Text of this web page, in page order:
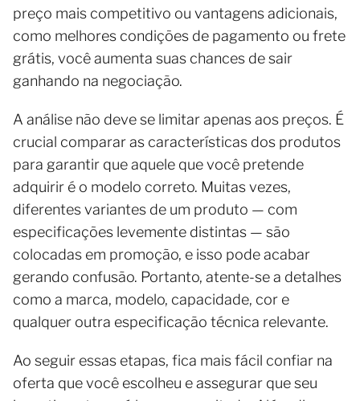
preço mais competitivo ou vantagens adicionais,
como melhores condições de pagamento ou frete
grátis, você aumenta suas chances de sair
ganhando na negociação.
A análise não deve se limitar apenas aos preços. É
crucial comparar as características dos produtos
para garantir que aquele que você pretende
adquirir é o modelo correto. Muitas vezes,
diferentes variantes de um produto — com
especificações levemente distintas — são
colocadas em promoção, e isso pode acabar
gerando confusão. Portanto, atente-se a detalhes
como a marca, modelo, capacidade, cor e
qualquer outra especificação técnica relevante.
Ao seguir essas etapas, fica mais fácil confiar na
oferta que você escolheu e assegurar que seu